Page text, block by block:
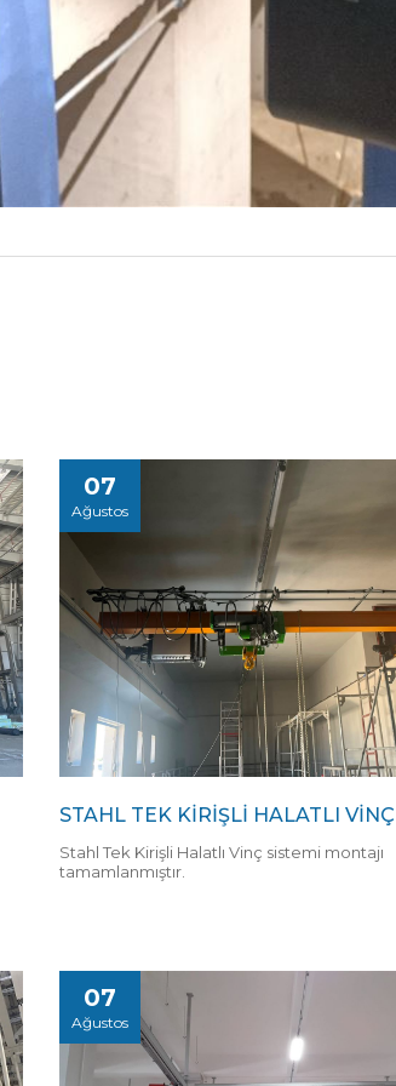
07
Ağustos
STAHL TEK KİRİŞLİ HALATLI
Stahl Tek Kirişli Halatlı Vinç sistemi montajı
tamamlanmıştır.
07
Ağustos